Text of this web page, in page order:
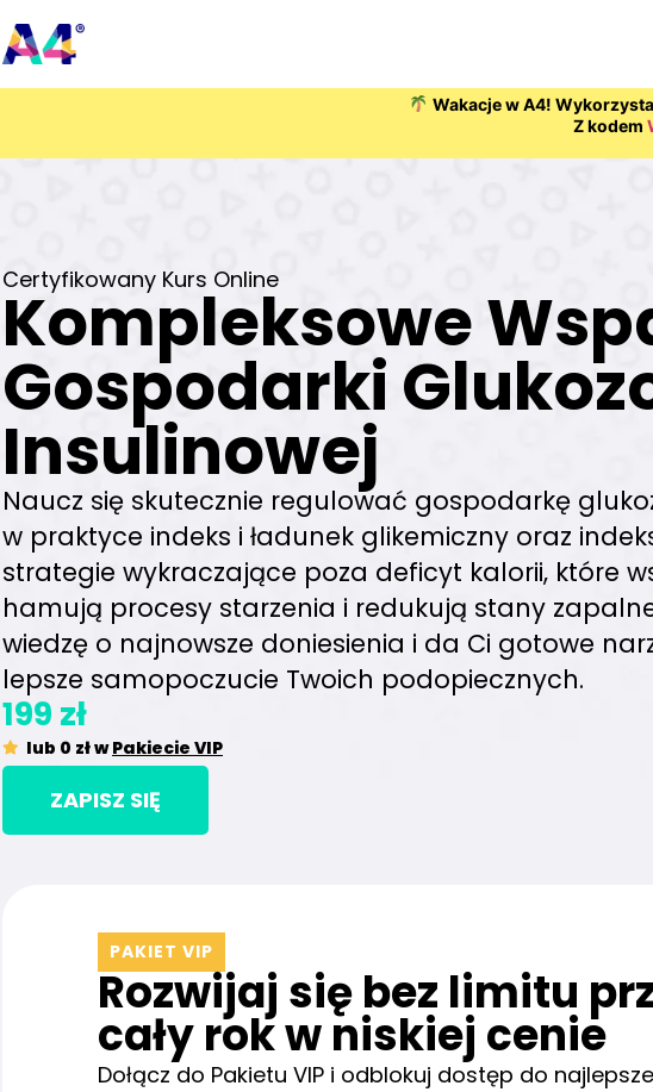
Wakacje w A4!
Z kodem
Certyfikowany Kurs Online
Kompleksowe
Gospodarki
Insulinowej
Naucz się skutecznie regulować gospodarkę
w praktyce indeks i ładunek glikemiczny oraz
strategie wykraczające poza deficyt kalorii, które
hamują procesy starzenia i redukują stany
wiedzę o najnowsze doniesienia i da Ci gotowe
lepsze samopoczucie Twoich podopiecznych.
199 zł
lub 0 zł wPakiecie VIP
ZAPISZ SIĘ
PAKIET VIP
Rozwijaj się bez limitu
cały rok w niskiej cenie
Dołącz do Pakietu VIP i odblokuj dostęp do